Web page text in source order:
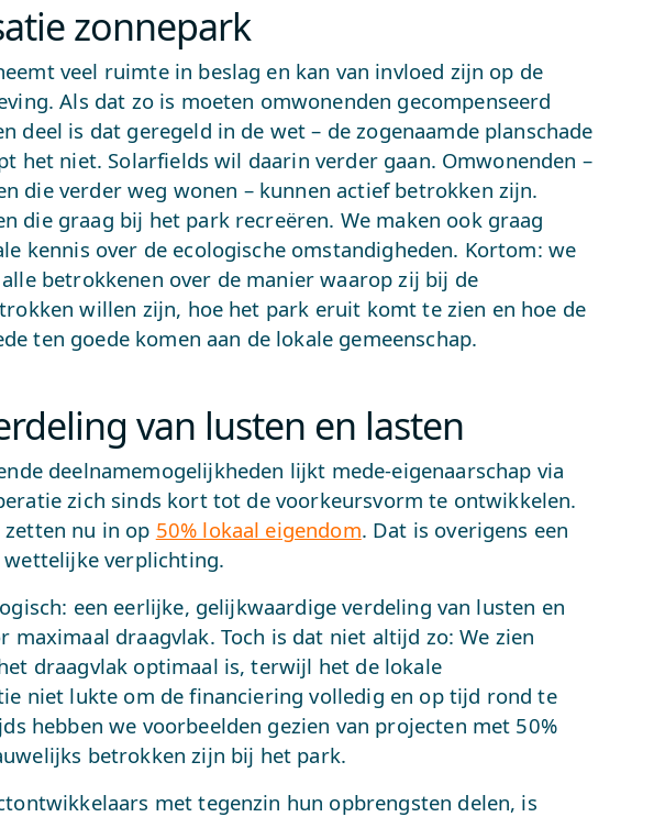
zonnepark
veel ruimte in beslag en kan van invloed zijn op de
Als dat zo is moeten omwonenden gecompenseerd
deel is dat geregeld in de wet – de zogenaamde planschade
het niet. Solarfields wil daarin verder gaan. Omwonenden –
die verder weg wonen – kunnen actief betrokken zijn.
die graag bij het park recreëren. We maken ook graag
kennis over de ecologische omstandigheden. Kortom: we
betrokkenen over de manier waarop zij bij de
willen zijn, hoe het park eruit komt te zien en hoe de
ten goede komen aan de lokale gemeenschap.
van lusten en lasten
deelnamemogelijkheden lijkt mede-eigenaarschap via
zich sinds kort tot de voorkeursvorm te ontwikkelen.
zetten nu in op 50% lokaal eigendom. Dat is overigens een
wettelijke verplichting.
een eerlijke, gelijkwaardige verdeling van lusten en
maximaal draagvlak. Toch is dat niet altijd zo: We zien
draagvlak optimaal is, terwijl het de lokale
niet lukte om de financiering volledig en op tijd rond te
hebben we voorbeelden gezien van projecten met 50%
betrokken zijn bij het park.
met tegenzin hun opbrengsten delen, is